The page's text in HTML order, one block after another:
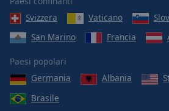
Svizzera
Vaticano
San Marino
Francia
Paesi popolari
Germania
Albania
Brasile